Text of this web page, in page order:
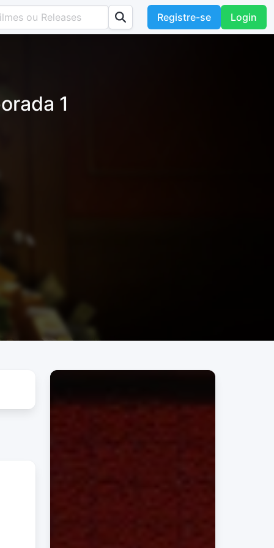
Registre-se Login
1